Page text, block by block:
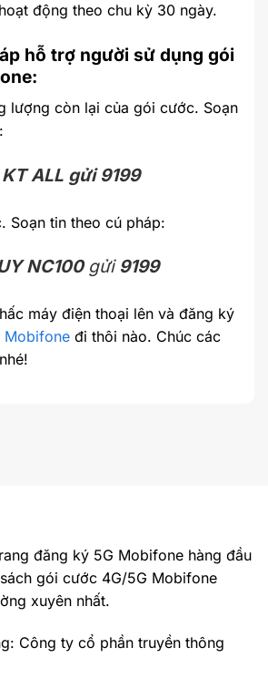
động theo chu kỳ 30 ngày.
hỗ trợ người sử dụng gói
lượng còn lại của gói cước. Soạn
KT ALL gửi 9199
Soạn tin theo cú pháp:
NC100 gửi 9199
máy điện thoại lên và đăng ký
Mobifone đi thôi nào. Chúc các
đăng ký 5G Mobifone hàng đầu
gói cước 4G/5G Mobifone
xuyên nhất.
Công ty cổ phần truyền thông